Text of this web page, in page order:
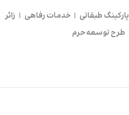
پارکینگ طبقاتی | خدمات رفاهی | زائر
طرح توسعه حرم